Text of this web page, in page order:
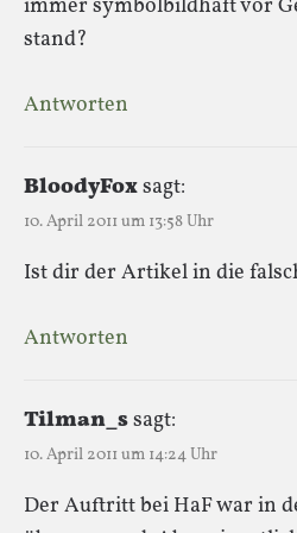
immer symbolbildhaft vor
stand?
Antworten
BloodyFoxsagt:
10. April 2011 um 13:58 Uhr
Ist dir der Artikel in die
Antworten
Tilman_ssagt:
10. April 2011 um 14:24 Uhr
Der Auftritt bei HaF war in